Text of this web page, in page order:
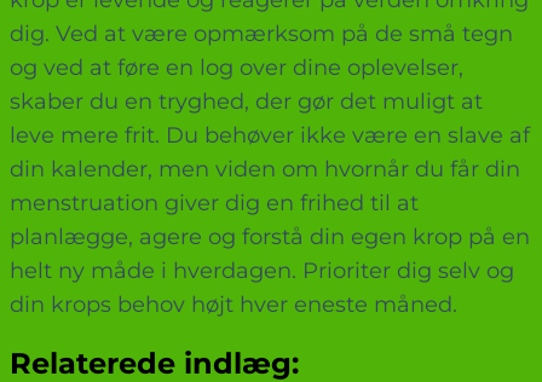
dig. Ved at være opmærksom på de små tegn
og ved at føre en log over dine oplevelser,
skaber du en tryghed, der gør det muligt at
leve mere frit. Du behøver ikke være en slave af
din kalender, men viden om hvornår du får din
menstruation giver dig en frihed til at
planlægge, agere og forstå din egen krop på en
helt ny måde i hverdagen. Prioriter dig selv og
din krops behov højt hver eneste måned.
Relaterede indlæg: